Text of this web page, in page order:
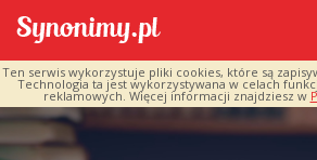
Ten serwis wykorzystuje pliki cookies, które są
Technologia ta jest wykorzystywana w celach
reklamowych. Więcej informacji znajdziesz w